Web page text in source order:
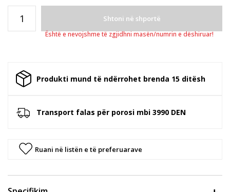
Shtoni në shportë
Është e nevojshme të zgjidhni masën/numrin e dëshiruar!
Produkti mund të ndërrohet brenda 15 ditësh
Transport falas për porosi mbi 3990 DEN
Ruani në listën e të preferuarave